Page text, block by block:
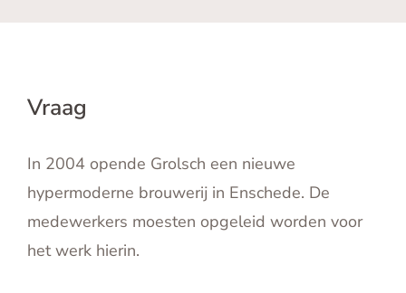
Vraag
In 2004 opende Grolsch een nieuwe
hypermoderne brouwerij in Enschede. De
medewerkers moesten opgeleid worden voor
het werk hierin.